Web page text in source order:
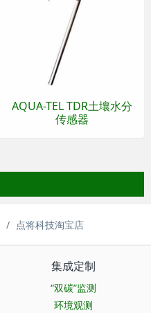
AQUA-TEL TDR土壤水分
传感器
点将科技淘宝店
集成定制
“双碳”监测
环境观测